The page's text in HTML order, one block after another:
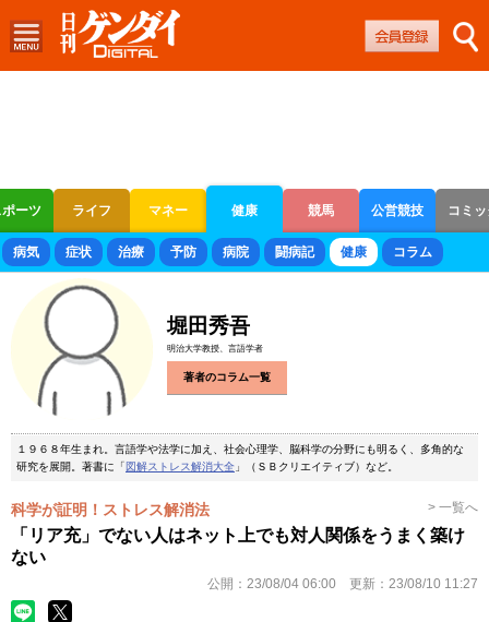
ーツ ライフ マネー 健康 競馬 公営競技 コミ
ボートレース 競輪 オートレース
病気 症状 治療 予防 病院 闘病記 健康 コラム
堀田秀吾
明治大学教授、言語学者
著者のコラム一覧
１９６８年生まれ。言語学や法学に加え、社会心理学、脳科学の分野にも明るく、多角的な
研究を展開。著書に「 図解ストレス解消大全 」（ＳＢクリエイティブ）など。
科学が証明！ストレス解消法 > 一覧へ
「リア充」でない人はネット上でも対人関係をうまく築け
ない
公開： 23/08/04 06:00 更新： 23/08/10 11:27